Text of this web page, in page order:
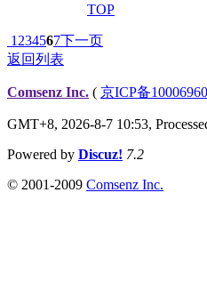
TOP
1 234567下一页
返回列表
Comsenz Inc. ( 京ICP备
GMT+8, 2026-8-7 10:53,
Powered by Discuz! 7.2
© 2001-2009 Comsenz Inc.